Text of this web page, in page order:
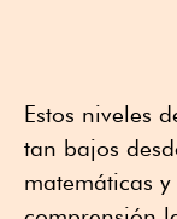
Estos niveles
tan bajos
matemáticas